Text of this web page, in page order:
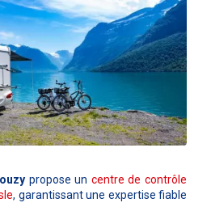
propose un centre de contrôle
, garantissant une expertise fiable